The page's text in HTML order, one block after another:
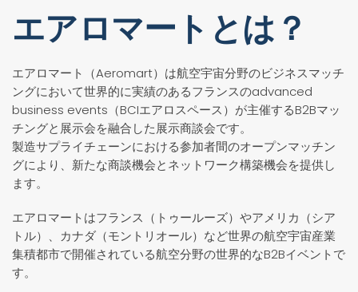
エアロマートとは？
エアロマート（Aeromart）は航空宇宙分野のビジネスマッチ
ングにおいて世界的に実績のあるフランスのadvanced
business events（BCIエアロスペース）が主催するB2Bマッ
チングと展示会を融合した展示商談会です。
製造サプライチェーンにおける参加者間のオープンマッチン
グにより、新たな商談機会とネットワーク構築機会を提供し
ます。
エアロマートはフランス（トゥールーズ）やアメリカ（シア
トル）、カナダ（モントリオール）など世界の航空宇宙産業
集積都市で開催されている航空分野の世界的なB2Bイベントで
す。